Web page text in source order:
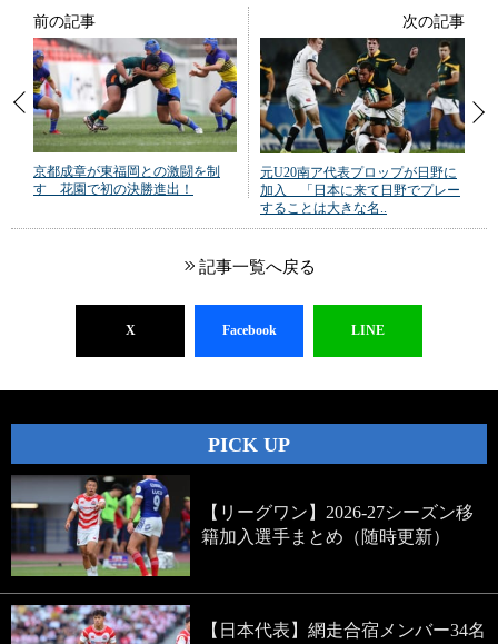
前の記事
京都成章が東福岡との激闘を制
す 花園で初の決勝進出！
次の記事
元U20南ア代表プロップが日野に
加入 「日本に来て日野でプレー
することは大きな名..
記事一覧へ戻る
X Facebook LINE
PICK UP
【リーグワン】2026-27シーズン移
籍加入選手まとめ（随時更新）
【日本代表】網走合宿メンバー34名